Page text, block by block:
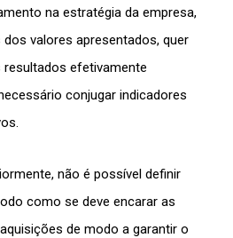
na estratégia da empresa,
valores apresentados, quer
efetivamente
conjugar indicadores
não é possível definir
como se deve encarar as
de modo a garantir o